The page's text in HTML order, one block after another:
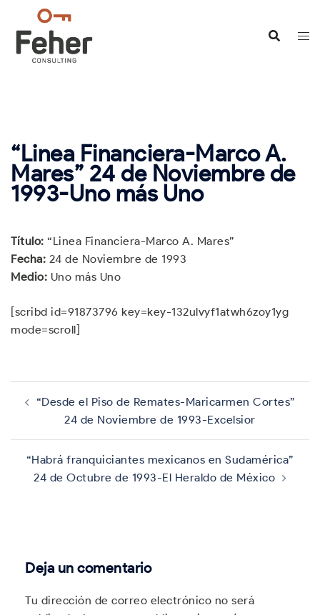
contenido
“Linea Financiera-Marco A.
Mares” 24 de Noviembre de
1993-Uno más Uno
Título: “Linea Financiera-Marco A. Mares”
Fecha: 24 de Noviembre de 1993
Medio: Uno más Uno
[scribd id=91873796 key=key-132ulvyf1atwh6zoy1yg
mode=scroll]
Navegación
de
entradas
“Desde el Piso de Remates-Maricarmen Cortes”
24 de Noviembre de 1993-Excelsior
“Habrá franquiciantes mexicanos en Sudamérica”
24 de Octubre de 1993-El Heraldo de México
Deja un comentario
Tu dirección de correo electrónico no será